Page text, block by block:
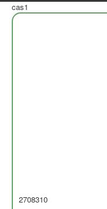
cas1
2708310